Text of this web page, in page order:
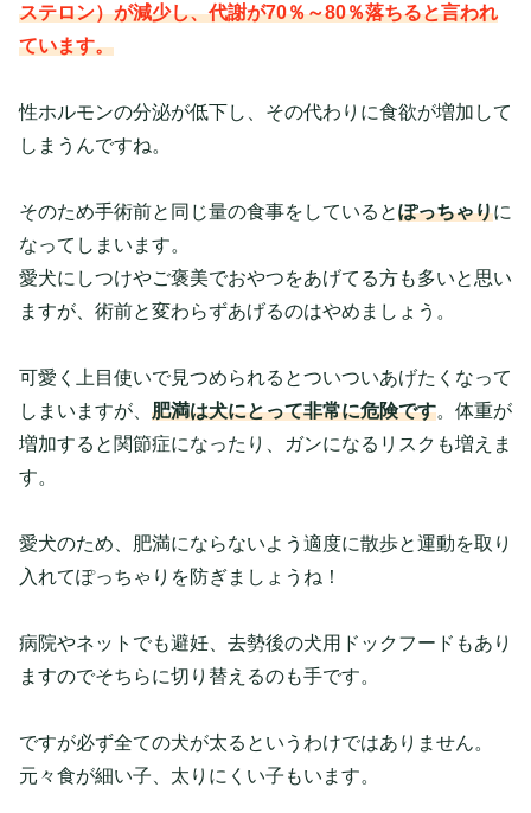
ステロン）が減少し、代謝が70％～80％落ちると言われ
ています。
性ホルモンの分泌が低下し、その代わりに食欲が増加して
しまうんですね。
そのため手術前と同じ量の食事をしているとぽっちゃりに
なってしまいます。
愛犬にしつけやご褒美でおやつをあげてる方も多いと思い
ますが、術前と変わらずあげるのはやめましょう。
可愛く上目使いで見つめられるとついついあげたくなって
しまいますが、 肥満は犬にとって非常に危険です。体重が
増加すると関節症になったり、ガンになるリスクも増えま
す。
愛犬のため、肥満にならないよう適度に散歩と運動を取り
入れてぽっちゃりを防ぎましょうね！
病院やネットでも避妊、去勢後の犬用ドックフードもあり
ますのでそちらに切り替えるのも手です。
ですが必ず全ての犬が太るというわけではありません。
元々食が細い子、太りにくい子もいます。